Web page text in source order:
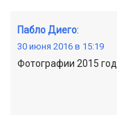
Пабло Диего:
30 июня 2016 в 15:19
Фотографии 2015